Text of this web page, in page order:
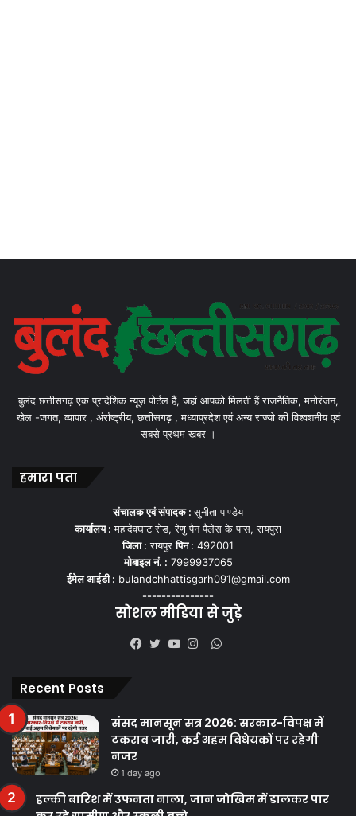
बुलंद छत्तीसगढ़ एक प्रादेशिक न्यूज़ पोर्टल हैं, जहां आपको मिलती हैं राजनैतिक, मनोरंजन,
खेल -जगत, व्यापार , अंर्राष्ट्रीय, छत्तीसगढ़ , मध्याप्रदेश एवं अन्य राज्यो की विश्वशनीय एवं
सबसे प्रथम खबर ।
हमारा पता
संचालक एवं संपादक :सुनीता पाण्डेय
कार्यालय : महादेवघाट रोड, रेणु पैन पैलेस के पास, रायपुरा
जिला : रायपुरपिन : 492001
मोबाइल नं. : 7999937065
ईमेल आईडी : bulandchhattisgarh091@gmail.com
---------------
सोशल मीडिया से जुड़े
WhatsApp
Recent Posts
संसद मानसून सत्र 2026: सरकार-विपक्ष में
टकराव जारी, कई अहम विधेयकों पर रहेगी
नजर
1 day ago
हल्की बारिश में उफनता नाला, जान जोखिम में डालकर पार